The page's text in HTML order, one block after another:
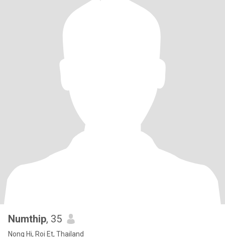
Numthip, 35
Nong Hi, Roi Et, Thailand